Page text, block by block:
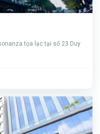
tọa lạc tại số 23 Duy